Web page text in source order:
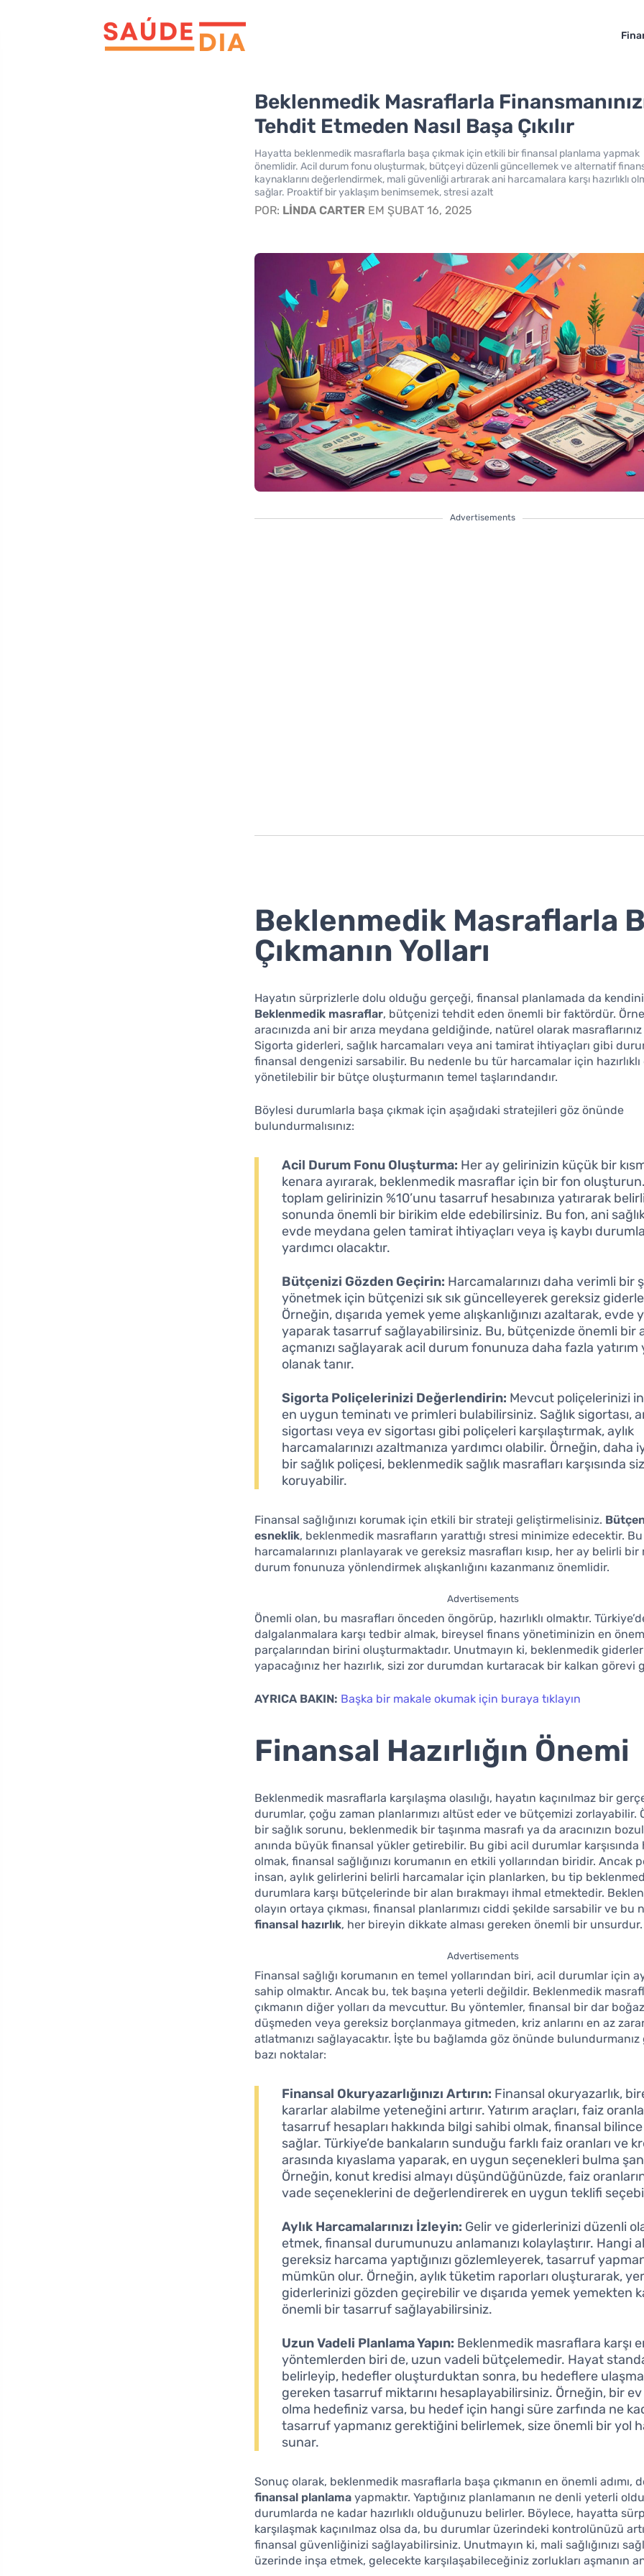
Beklenmedik Masraflarla
Tehdit Etmeden Nasıl Başa Çıkılır
Hayatta beklenmedik masraflarla başa çıkmak için etkili bir finansal planlama yapmak
önemlidir. Acil durum fonu oluşturmak, bütçeyi düzenli güncellemek ve alternatif
kaynaklarını değerlendirmek, mali güvenliği artırarak ani harcamalara karşı hazırlıklı
sağlar. Proaktif bir yaklaşım benimsemek, stresi azalt
POR: LINDA CARTER EM ŞUBAT 16, 2025
Advertisements
Beklenmedik Masraflarla
Çıkmanın Yolları
Hayatın sürprizlerle dolu olduğu gerçeği, finansal planlamada da
Beklenmedik masraflar, bütçenizi tehdit eden önemli bir faktördür.
aracınızda ani bir arıza meydana geldiğinde, natürel olarak
Sigorta giderleri, sağlık harcamaları veya ani tamirat ihtiyaçları gibi
finansal dengenizi sarsabilir. Bu nedenle bu tür harcamalar için hazırlıklı
yönetilebilir bir bütçe oluşturmanın temel taşlarındandır.
Böylesi durumlarla başa çıkmak için aşağıdaki stratejileri göz önünde
bulundurmalısınız:
Acil Durum Fonu Oluşturma: Her ay gelirinizin küçük bir
kenara ayırarak, beklenmedik masraflar için bir fon
toplam gelirinizin %10’unu tasarruf hesabınıza yatırarak
sonunda önemli bir birikim elde edebilirsiniz. Bu fon, ani
evde meydana gelen tamirat ihtiyaçları veya iş kaybı
yardımcı olacaktır.
Bütçenizi Gözden Geçirin: Harcamalarınızı daha verimli bir
yönetmek için bütçenizi sık sık güncelleyerek gereksiz
Örneğin, dışarıda yemek yeme alışkanlığınızı azaltarak, evde
yaparak tasarruf sağlayabilirsiniz. Bu, bütçenizde önemli bir
açmanızı sağlayarak acil durum fonunuza daha fazla yatırım
olanak tanır.
Sigorta Poliçelerinizi Değerlendirin: Mevcut poliçelerinizi
en uygun teminatı ve primleri bulabilirsiniz. Sağlık sigortası,
sigortası veya ev sigortası gibi poliçeleri karşılaştırmak, aylık
harcamalarınızı azaltmanıza yardımcı olabilir. Örneğin, daha
bir sağlık poliçesi, beklenmedik sağlık masrafları karşısında
koruyabilir.
Finansal sağlığınızı korumak için etkili bir strateji geliştirmelisiniz.
esneklik, beklenmedik masrafların yarattığı stresi minimize edecektir.
harcamalarınızı planlayarak ve gereksiz masrafları kısıp, her ay belirli bir
durum fonunuza yönlendirmek alışkanlığını kazanmanız önemlidir.
Advertisements
Önemli olan, bu masrafları önceden öngörüp, hazırlıklı olmaktır.
dalgalanmalara karşı tedbir almak, bireysel finans yönetiminizin en
parçalarından birini oluşturmaktadır. Unutmayın ki, beklenmedik giderler
yapacağınız her hazırlık, sizi zor durumdan kurtaracak bir kalkan görevi
AYRICA BAKIN: Başka bir makale okumak için buraya tıklayın
Finansal Hazırlığın Önemi
Beklenmedik masraflarla karşılaşma olasılığı, hayatın kaçınılmaz bir
durumlar, çoğu zaman planlarımızı altüst eder ve bütçemizi zorlayabilir.
bir sağlık sorunu, beklenmedik bir taşınma masrafı ya da aracınızın
anında büyük finansal yükler getirebilir. Bu gibi acil durumlar karşısında
olmak, finansal sağlığınızı korumanın en etkili yollarından biridir. Ancak
insan, aylık gelirlerini belirli harcamalar için planlarken, bu tip
durumlara karşı bütçelerinde bir alan bırakmayı ihmal etmektedir.
olayın ortaya çıkması, finansal planlarımızı ciddi şekilde sarsabilir ve bu
finansal hazırlık, her bireyin dikkate alması gereken önemli bir unsurdur.
Advertisements
Finansal sağlığı korumanın en temel yollarından biri, acil durumlar için
sahip olmaktır. Ancak bu, tek başına yeterli değildir. Beklenmedik
çıkmanın diğer yolları da mevcuttur. Bu yöntemler, finansal bir dar
düşmeden veya gereksiz borçlanmaya gitmeden, kriz anlarını en az
atlatmanızı sağlayacaktır. İşte bu bağlamda göz önünde bulundurmanız
bazı noktalar:
Finansal Okuryazarlığınızı Artırın: Finansal okuryazarlık,
kararlar alabilme yeteneğini artırır. Yatırım araçları, faiz
tasarruf hesapları hakkında bilgi sahibi olmak, finansal bilince
sağlar. Türkiye’de bankaların sunduğu farklı faiz oranları ve
arasında kıyaslama yaparak, en uygun seçenekleri bulma
Örneğin, konut kredisi almayı düşündüğünüzde, faiz
vade seçeneklerini de değerlendirerek en uygun teklifi
Aylık Harcamalarınızı İzleyin: Gelir ve giderlerinizi düzenli
etmek, finansal durumunuzu anlamanızı kolaylaştırır. Hangi
gereksiz harcama yaptığınızı gözlemleyerek, tasarruf
mümkün olur. Örneğin, aylık tüketim raporları oluşturarak,
giderlerinizi gözden geçirebilir ve dışarıda yemek yemekten
önemli bir tasarruf sağlayabilirsiniz.
Uzun Vadeli Planlama Yapın: Beklenmedik masraflara karşı
yöntemlerden biri de, uzun vadeli bütçelemedir. Hayat
belirleyip, hedefler oluşturduktan sonra, bu hedeflere
gereken tasarruf miktarını hesaplayabilirsiniz. Örneğin, bir
olma hedefiniz varsa, bu hedef için hangi süre zarfında ne
tasarruf yapmanız gerektiğini belirlemek, size önemli bir yol
sunar.
Sonuç olarak, beklenmedik masraflarla başa çıkmanın en önemli adımı,
finansal planlama yapmaktır. Yaptığınız planlamanın ne denli yeterli
durumlarda ne kadar hazırlıklı olduğunuzu belirler. Böylece, hayatta
karşılaşmak kaçınılmaz olsa da, bu durumlar üzerindeki kontrolünüzü
finansal güvenliğinizi sağlayabilirsiniz. Unutmayın ki, mali sağlığınızı
üzerinde inşa etmek, gelecekte karşılaşabileceğiniz zorlukları aşmanın